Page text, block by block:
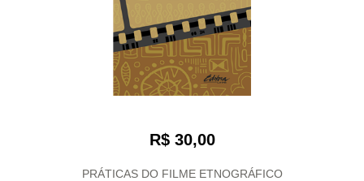
R$ 30,00
PRÁTICAS DO FILME ETNOGRÁFICO